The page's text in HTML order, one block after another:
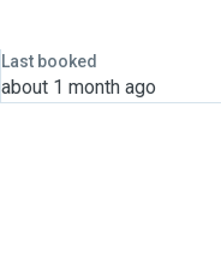
Last booked
about 1 month ago